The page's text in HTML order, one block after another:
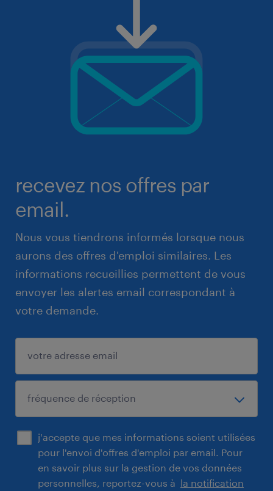
recevez nos offres par
email.
Nous vous tiendrons informés lorsque nous
aurons des offres d'emploi similaires. Les
informations recueillies permettent de vous
envoyer les alertes email correspondant à
votre demande.
j'accepte que mes informations soient utilisées
pour l'envoi d'offres d'emploi par email. Pour
en savoir plus sur la gestion de vos données
personnelles, reportez-vous à la notification